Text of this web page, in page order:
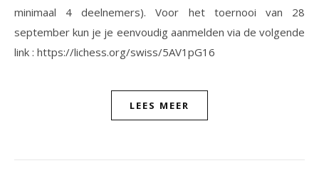
minimaal 4 deelnemers). Voor het toernooi van 28
september kun je je eenvoudig aanmelden via de volgende
link : https://lichess.org/swiss/5AV1pG16
LEES MEER